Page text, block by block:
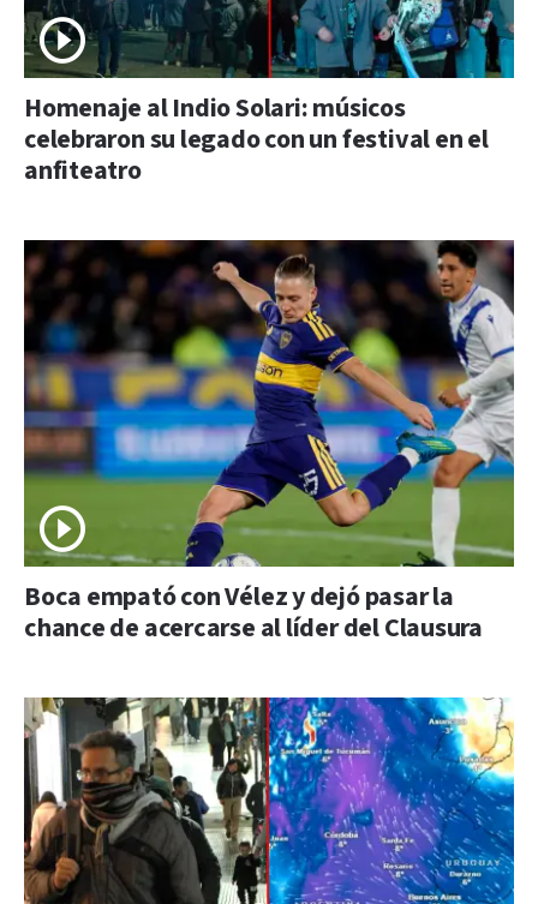
Homenaje al Indio Solari: músicos
celebraron su legado con un festival en el
anfiteatro
Boca empató con Vélez y dejó pasar la
chance de acercarse al líder del Clausura